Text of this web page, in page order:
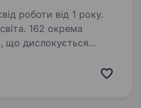
роботи від 1 року.
окрема
що дислокується
Військ